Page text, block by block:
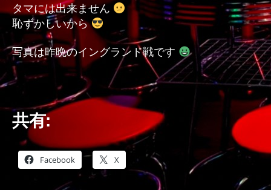
タマには出来ません
恥ずかしいから
写真は昨晩のイングランド戦です
共有:
Facebook X